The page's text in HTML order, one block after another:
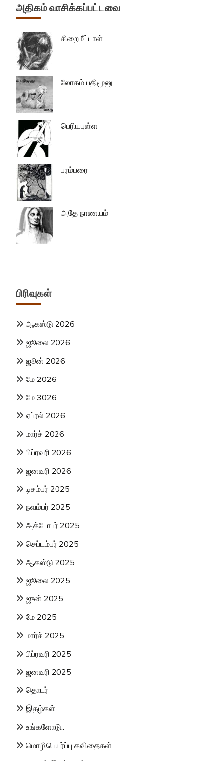
அதிகம் வாசிக்கப்பட்டவை
சிறைமீட்டாள்
லோகம் பதிமூனு
பெரியபுள்ள
பரம்பரை
அதே நாணயம்
பிரிவுகள்
ஆகஸ்டு 2026
ஜூலை 2026
ஜூன் 2026
மே 2026
மே 3026
ஏப்ரல் 2026
மார்ச் 2026
பிப்ரவரி 2026
ஜனவரி 2026
டிசம்பர் 2025
நவம்பர் 2025
அக்டோபர் 2025
செப்டம்பர் 2025
ஆகஸ்டு 2025
ஜூலை 2025
ஜுன் 2025
மே 2025
மார்ச் 2025
பிப்ரவரி 2025
ஜனவரி 2025
தொடர்
இதழ்கள்
உங்களோடு..
மொழிபெயர்ப்பு கவிதைகள்